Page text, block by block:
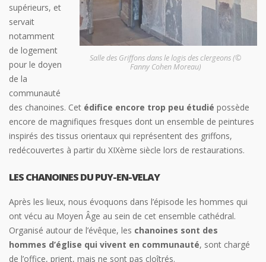
Salle des Griffons dans le logis des clergeons (©
Fanny Cohen Moreau)
supérieurs, et
servait
notamment
de logement
pour le doyen
de la
communauté
des chanoines. Cet édifice encore trop peu étudié possède
encore de magnifiques fresques dont un ensemble de peintures
inspirés des tissus orientaux qui représentent des griffons,
redécouvertes à partir du XIXème siècle lors de restaurations.
LES CHANOINES DU PUY-EN-VELAY
Après les lieux, nous évoquons dans l’épisode les hommes qui
ont vécu au Moyen Âge au sein de cet ensemble cathédral.
Organisé autour de l’évêque, les chanoines sont des
hommes d’église qui vivent en communauté, sont chargé
de l’office, prient, mais ne sont pas cloîtrés.